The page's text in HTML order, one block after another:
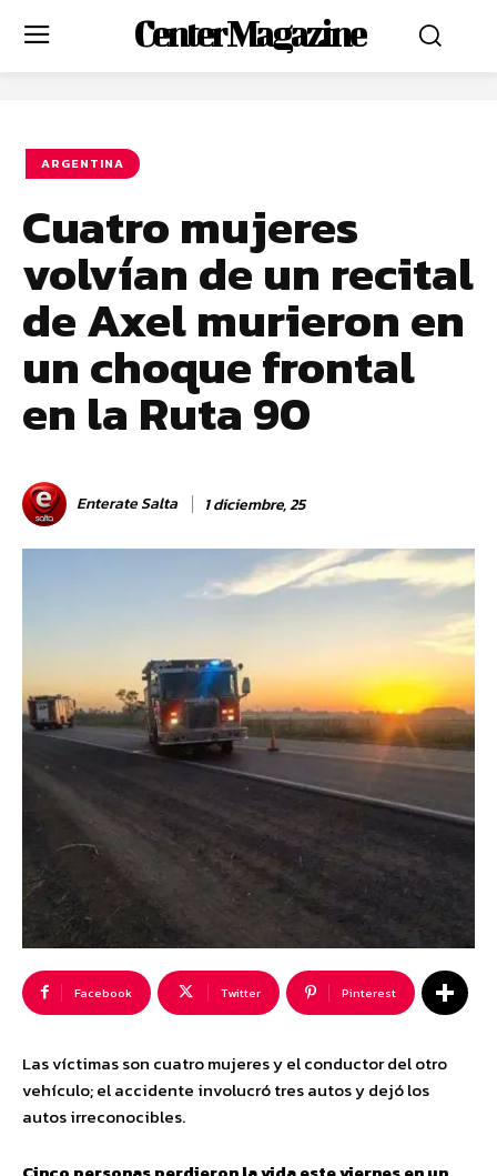
Center Magazine
ARGENTINA
Cuatro mujeres
volvían de un recital
de Axel murieron en
un choque frontal
en la Ruta 90
Enterate Salta 1 diciembre, 25
Facebook Twitter Pinterest
Las víctimas son cuatro mujeres y el conductor del otro
vehículo; el accidente involucró tres autos y dejó los
autos irreconocibles.